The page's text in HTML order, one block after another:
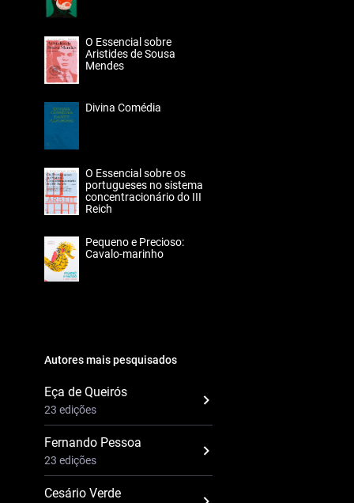
O Essencial sobre
Aristides de Sousa
Mendes
Divina Comédia
O Essencial sobre os
portugueses no sistema
concentracionário do III
Reich
Pequeno e Precioso:
Cavalo-marinho
Autores mais pesquisados
Eça de Queirós
23 edições
Fernando Pessoa
23 edições
Cesário Verde